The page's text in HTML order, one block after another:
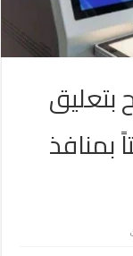
بتعليق
بمنافذ